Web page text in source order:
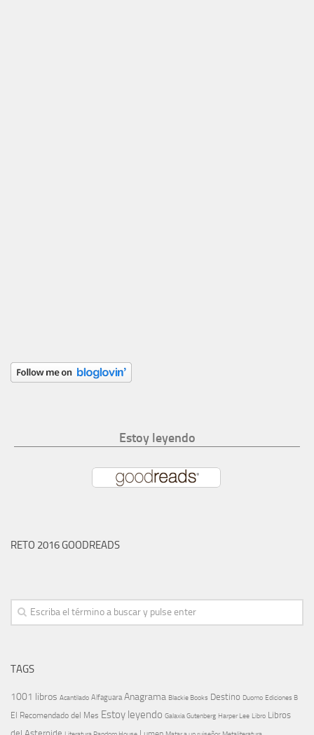
Estoy leyendo
RETO 2016 GOODREADS
TAGS
1001 libros Acantilado Alfaguara Anagrama Blackie Books Destino Duomo Ediciones B
El Recomendado del Mes Estoy leyendo Galaxia Gutenberg Harper Lee Libro Libros